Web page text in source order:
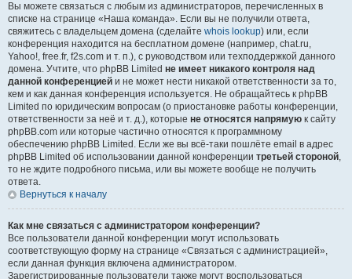
Вы можете связаться с любым из администраторов, перечисленных в
списке на странице «Наша команда». Если вы не получили ответа,
свяжитесь с владельцем домена (сделайте whois lookup) или, если
конференция находится на бесплатном домене (например, chat.ru,
Yahoo!, free.fr, f2s.com и т. п.), с руководством или техподдержкой данного
домена. Учтите, что phpBB Limited не имеет никакого контроля над
данной конференцией и не может нести никакой ответственности за то,
кем и как данная конференция используется. Не обращайтесь к phpBB
Limited по юридическим вопросам (о приостановке работы конференции,
ответственности за неё и т. д.), которые не относятся напрямую к сайту
phpBB.com или которые частично относятся к программному
обеспечению phpBB Limited. Если же вы всё-таки пошлёте email в адрес
phpBB Limited об использовании данной конференции третьей стороной,
то не ждите подробного письма, или вы можете вообще не получить
ответа.
Вернуться к началу
Как мне связаться с администратором конференции?
Все пользователи данной конференции могут использовать
соответствующую форму на странице «Связаться с администрацией»,
если данная функция включена администратором.
Зарегистрированные пользователи также могут воспользоваться